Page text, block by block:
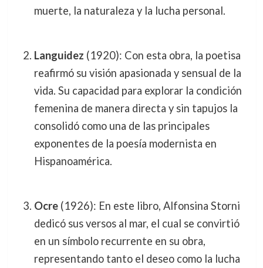
muerte, la naturaleza y la lucha personal.
Languidez (1920): Con esta obra, la poetisa
reafirmó su visión apasionada y sensual de la
vida. Su capacidad para explorar la condición
femenina de manera directa y sin tapujos la
consolidó como una de las principales
exponentes de la poesía modernista en
Hispanoamérica.
Ocre(1926): En este libro, Alfonsina Storni
dedicó sus versos al mar, el cual se convirtió
en un símbolo recurrente en su obra,
representando tanto el deseo como la lucha